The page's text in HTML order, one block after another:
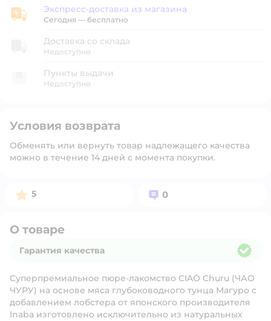
Экспресс-доставка из магазина
Экспресс-доставка из магазина
Сегодня — бесплатно
Доставка со склада
Недоступно
Пункты выдачи
Недоступно
Условия возврата
Обменять или вернуть товар надлежащего качества
можно в течение 14 дней с момента покупки.
Рейтинг:
5 Вопросов:
0
О товаре
Гарантия качества
Суперпремиальное пюре-лакомство CIAO Churu (ЧАО
ЧУРУ) на основе мяса глубоководного тунца Магуро с
добавлением лобстера от японского производителя
Inaba изготовлено исключительно из натуральных